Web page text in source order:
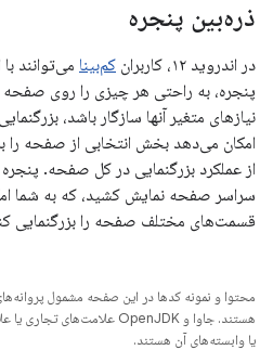
ذره‌بین پنجره
در اندروید ۱۲، کاربران کم‌بینا می‌توانند
پنجره، به راحتی هر چیزی را روی
نیازهای متغیر آنها سازگار باشد،
امکان می‌دهد بخش انتخابی از صفحه را
از عملکرد بزرگنمایی در کل صفحه.
سراسر صفحه نمایش کشید، که به شما
قسمت‌های مختلف صفحه را بزرگنمایی
محتوا و نمونه کدها در این صفحه مشمول
یا وابسته‌های آن هستند.